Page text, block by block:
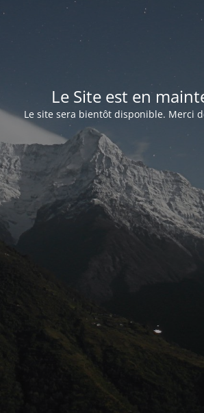
Le Site est en
Le site sera bientôt disponible. Merci